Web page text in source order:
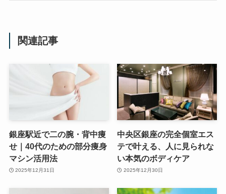
関連記事
銀座駅近で二の腕・背中痩
せ｜40代のための部分痩身
マシン活用法
2025年12月31日
中央区銀座の完全個室エス
テで叶える、人に見られな
い本気のボディケア
2025年12月30日